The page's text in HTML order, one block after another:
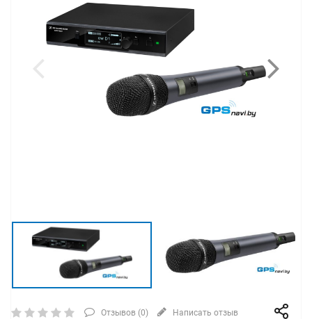
Отзывов (0) Написать отзыв